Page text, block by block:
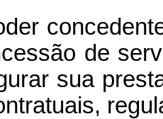
de
sua